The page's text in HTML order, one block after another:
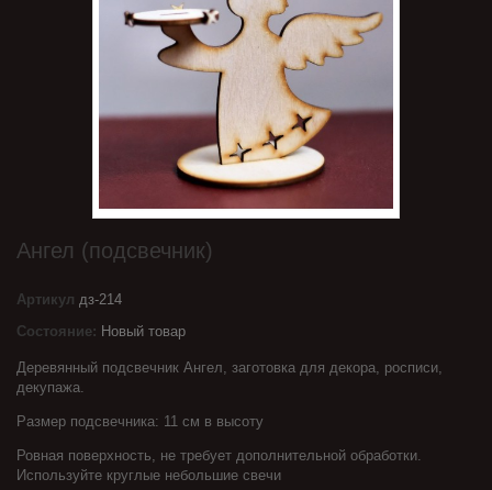
Ангел (подсвечник)
Артикул дз-214
Состояние: Новый товар
Деревянный подсвечник Ангел, заготовка для декора, росписи,
декупажа.
Размер подсвечника: 11 см в высоту
Ровная поверхность, не требует дополнительной обработки.
Используйте круглые небольшие свечи